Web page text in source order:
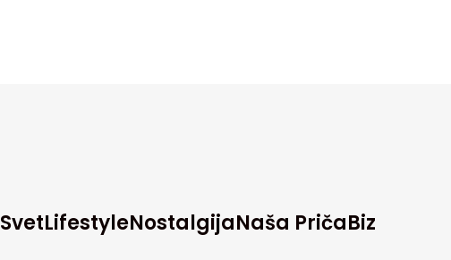
SvetLifestyleNostalgijaNaša PričaBiz